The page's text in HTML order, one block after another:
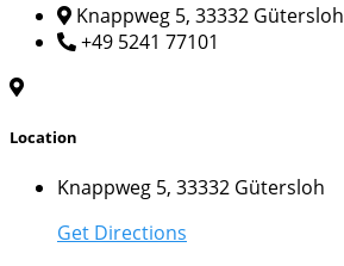
Knappweg 5, 33332 Gütersloh
+49 5241 77101
Location
Knappweg 5, 33332 Gütersloh
Get Directions